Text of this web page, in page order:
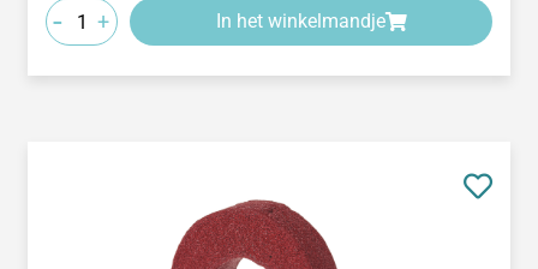
- + In het winkelmandje